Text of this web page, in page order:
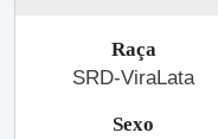
Raça
SRD-ViraLata
Sexo